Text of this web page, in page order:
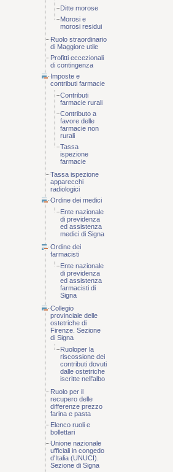
Ditte morose
Morosi e
morosi residui
Ruolo straordinario
di Maggiore utile
Profitti eccezionali
di contingenza
Imposte e
contributi farmacie
Contributi
farmacie rurali
Contributo a
favore delle
farmacie non
rurali
Tassa
ispezione
farmacie
Tassa ispezione
apparecchi
radiologici
Ordine dei medici
Ente nazionale
di previdenza
ed assistenza
medici di Signa
Ordine dei
farmacisti
Ente nazionale
di previdenza
ed assistenza
farmacisti di
Signa
Collegio
provinciale delle
ostetriche di
Firenze. Sezione
di Signa
Ruoloper la
riscossione dei
contributi dovuti
dalle ostetriche
iscritte nell'albo
Ruolo per il
recupero delle
differenze prezzo
farina e pasta
Elenco ruoli e
bollettari
Unione nazionale
ufficiali in congedo
d'Italia (UNUCI).
Sezione di Signa